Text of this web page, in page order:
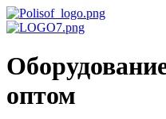
оптом